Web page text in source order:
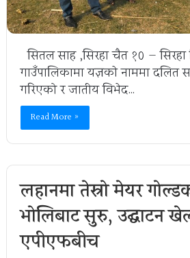
सितल साह ,सिरहा चैत १० —
गाउँपालिकामा यज्ञकाे नाममा दलित
गरिएको र जातीय विभेद…
Read More »
लहानमा तेस्रो मेयर
भोलिबाट सुरु, उद्घाटन
एपीएफबीच